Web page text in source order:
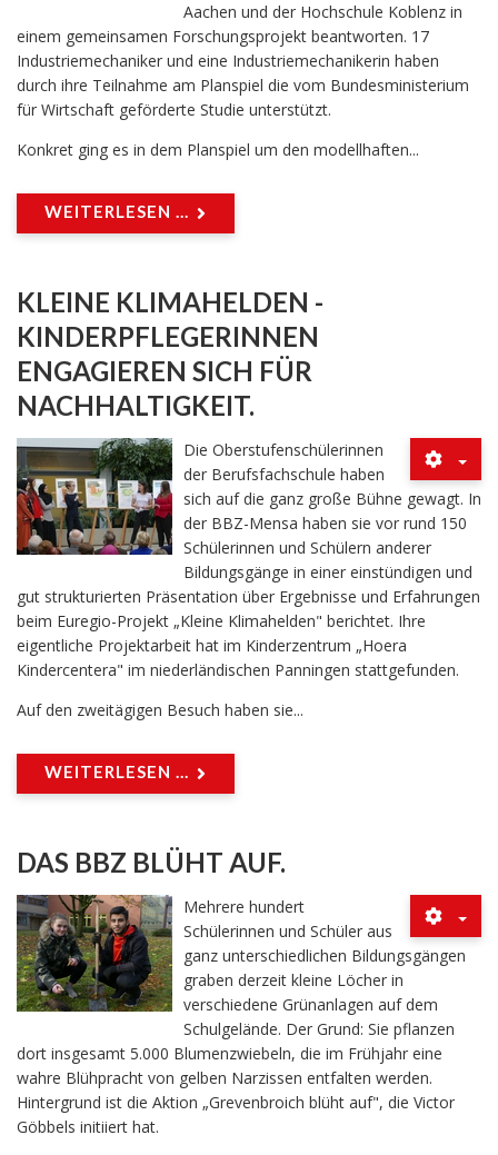
Aachen und der Hochschule Koblenz in
einem gemeinsamen Forschungsprojekt beantworten. 17
Industriemechaniker und eine Industriemechanikerin haben
durch ihre Teilnahme am Planspiel die vom Bundesministerium
für Wirtschaft geförderte Studie unterstützt.
Konkret ging es in dem Planspiel um den modellhaften...
WEITERLESEN ...
KLEINE KLIMAHELDEN -
KINDERPFLEGERINNEN
ENGAGIEREN SICH FÜR
NACHHALTIGKEIT.
Die Oberstufenschülerinnen
der Berufsfachschule haben
sich auf die ganz große Bühne gewagt. In
der BBZ-Mensa haben sie vor rund 150
Schülerinnen und Schülern anderer
Bildungsgänge in einer einstündigen und
gut strukturierten Präsentation über Ergebnisse und Erfahrungen
beim Euregio-Projekt „Kleine Klimahelden" berichtet. Ihre
eigentliche Projektarbeit hat im Kinderzentrum „Hoera
Kindercentera" im niederländischen Panningen stattgefunden.
Auf den zweitägigen Besuch haben sie...
WEITERLESEN ...
DAS BBZ BLÜHT AUF.
Mehrere hundert
Schülerinnen und Schüler aus
ganz unterschiedlichen Bildungsgängen
graben derzeit kleine Löcher in
verschiedene Grünanlagen auf dem
Schulgelände. Der Grund: Sie pflanzen
dort insgesamt 5.000 Blumenzwiebeln, die im Frühjahr eine
wahre Blühpracht von gelben Narzissen entfalten werden.
Hintergrund ist die Aktion „Grevenbroich blüht auf", die Victor
Göbbels initiiert hat.